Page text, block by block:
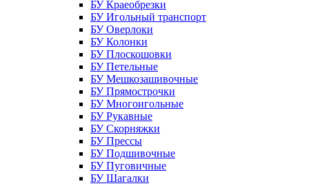
БУ Краеобрезки
БУ Игольный транспорт
БУ Оверлоки
БУ Колонки
БУ Плоскошовки
БУ Петельные
БУ Мешкозашивочные
БУ Прямострочки
БУ Многоигольные
БУ Рукавные
БУ Скорняжки
БУ Прессы
БУ Подшивочные
БУ Пуговичные
БУ Шагалки